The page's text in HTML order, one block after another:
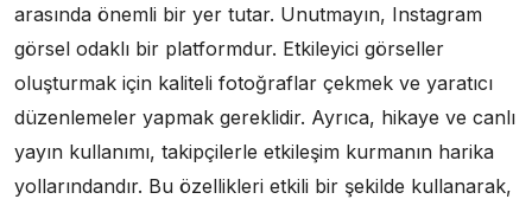
arasında önemli bir yer tutar. Unutmayın, Instagram
görsel odaklı bir platformdur. Etkileyici görseller
oluşturmak için kaliteli fotoğraflar çekmek ve yaratıcı
düzenlemeler yapmak gereklidir. Ayrıca, hikaye ve canlı
yayın kullanımı, takipçilerle etkileşim kurmanın harika
yollarındandır. Bu özellikleri etkili bir şekilde kullanarak,